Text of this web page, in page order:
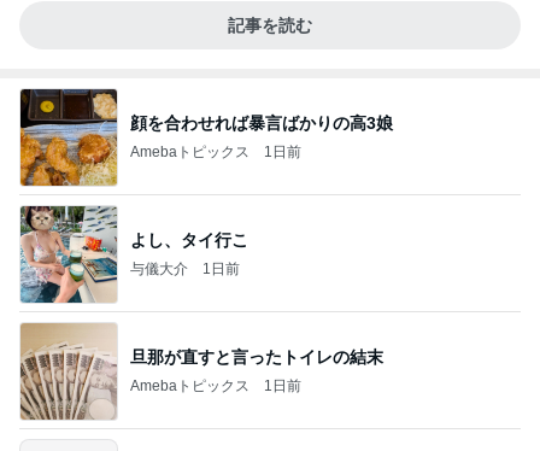
記事を読む
顔を合わせれば暴言ばかりの高3娘
Amebaトピックス 1日前
よし、タイ行こ
与儀大介 1日前
旦那が直すと言ったトイレの結末
Amebaトピックス 1日前